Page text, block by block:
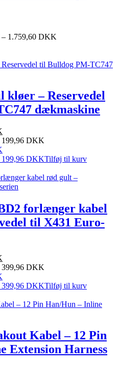
– 1.759,60 DKK
kløer – Reservedel
dækmaskine
aktuelle
er:
199,96 DKK
aktuelle
er:
249,95 DKK.
199,96 DKKTilføj til kurv
forlænger kabel
til X431 Euro-
aktuelle
er:
399,96 DKK
aktuelle
er:
399,96 DKKTilføj til kurv
Kabel – 12 Pin
Extension Harness